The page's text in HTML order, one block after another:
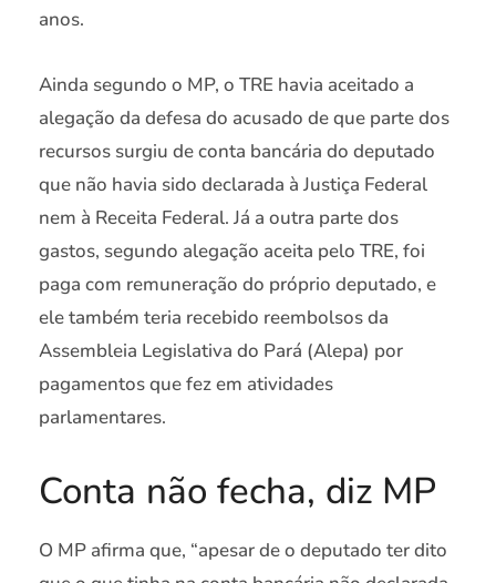
anos.
Ainda segundo o MP, o TRE havia aceitado a
alegação da defesa do acusado de que parte dos
recursos surgiu de conta bancária do deputado
que não havia sido declarada à Justiça Federal
nem à Receita Federal. Já a outra parte dos
gastos, segundo alegação aceita pelo TRE, foi
paga com remuneração do próprio deputado, e
ele também teria recebido reembolsos da
Assembleia Legislativa do Pará (Alepa) por
pagamentos que fez em atividades
parlamentares.
Conta não fecha, diz MP
O MP afirma que, “apesar de o deputado ter dito